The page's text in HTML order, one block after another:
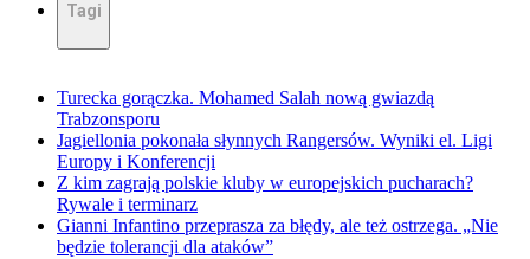
Tagi
Turecka gorączka. Mohamed Salah nową gwiazdą
Trabzonsporu
Jagiellonia pokonała słynnych Rangersów. Wyniki el. Ligi
Europy i Konferencji
Z kim zagrają polskie kluby w europejskich pucharach?
Rywale i terminarz
Gianni Infantino przeprasza za błędy, ale też ostrzega. „Nie
będzie tolerancji dla ataków”